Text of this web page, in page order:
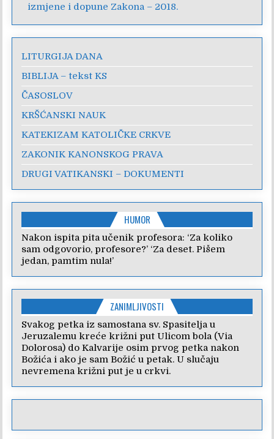
izmjene i dopune Zakona – 2018.
LITURGIJA DANA
BIBLIJA – tekst KS
ČASOSLOV
KRŠĆANSKI NAUK
KATEKIZAM KATOLIČKE CRKVE
ZAKONIK KANONSKOG PRAVA
DRUGI VATIKANSKI – DOKUMENTI
HUMOR
Nakon ispita pita učenik profesora: ‘Za koliko
sam odgovorio, profesore?’ ‘Za deset. Pišem
jedan, pamtim nula!’
ZANIMLJIVOSTI
Svakog petka iz samostana sv. Spasitelja u
Jeruzalemu kreće križni put Ulicom bola (Via
Dolorosa) do Kalvarije osim prvog petka nakon
Božića i ako je sam Božić u petak. U slučaju
nevremena križni put je u crkvi.